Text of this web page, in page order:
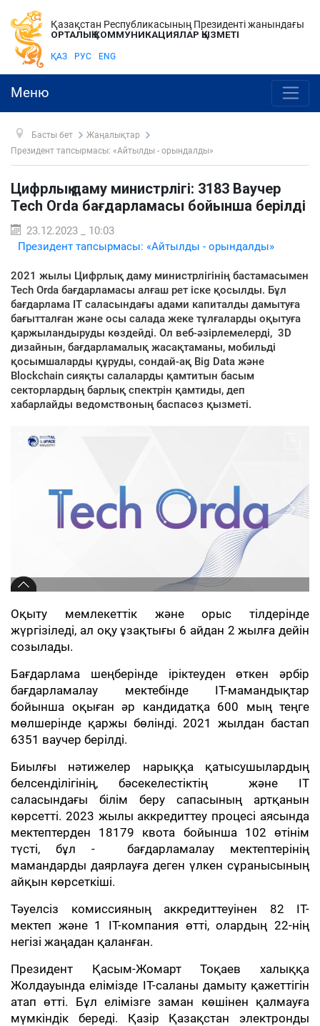
Қазақстан Республикасының Президенті жанындағы
ОРТАЛЫҚ КОММУНИКАЦИЯЛАР ҚЫЗМЕТІ
ҚАЗ РУС ENG
Меню
Басты бет
Жаңалықтар
Президент тапсырмасы: «Айтылды - орындалды»
Цифрлық даму министрлігі: 3183 Ваучер
Tech Orda бағдарламасы бойынша берілді
23.12.2023 _ 10:03
Президент тапсырмасы: «Айтылды - орындалды»
2021 жылы Цифрлық даму министрлігінің бастамасымен
Tech Orda бағдарламасы алғаш рет іске қосылды. Бұл
бағдарлама IT саласындағы адами капиталды дамытуға
бағытталған және осы салада жеке тұлғаларды оқытуға
қаржыландыруды көздейді. Ол веб-әзірлемелерді, 3D
дизайнын, бағдарламалық жасақтаманы, мобильді
қосымшаларды құруды, сондай-ақ Big Data және
Blockchain сияқты салаларды қамтитын басым
секторлардың барлық спектрін қамтиды, деп
хабарлайды ведомствоның баспасөз қызметі.
Оқыту мемлекеттік және орыс тілдерінде
жүргізіледі, ал оқу ұзақтығы 6 айдан 2 жылға дейін
созылады.
Бағдарлама шеңберінде іріктеуден өткен әрбір
бағдарламалау мектебінде IT-мамандықтар
бойынша оқыған әр кандидатқа 600 мың теңге
мөлшерінде қаржы бөлінді. 2021 жылдан бастап
6351 ваучер берілді.
Биылғы нәтижелер нарыққа қатысушылардың
белсенділігінің, бәсекелестіктің және IT
саласындағы білім беру сапасының артқанын
көрсетті. 2023 жылы аккредиттеу процесі аясында
мектептерден 18179 квота бойынша 102 өтінім
түсті, бұл - бағдарламалау мектептерінің
мамандарды даярлауға деген үлкен сұранысының
айқын көрсеткіші.
Тәуелсіз комиссияның аккредиттеуінен 82 IT-
мектеп және 1 IT-компания өтті, олардың 22-нің
негізі жаңадан қаланған.
Президент Қасым-Жомарт Тоқаев халыққа
Жолдауында елімізде IT-саланы дамыту қажеттігін
атап өтті. Бұл елімізге заман көшінен қалмауға
мүмкіндік береді. Қазір Қазақстан электронды